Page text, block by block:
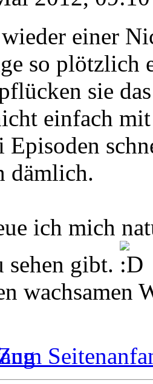
einer
so plötzlich
sie
einfach
Episoden
dämlich.
ich mich
sehen gibt.
wachsamen